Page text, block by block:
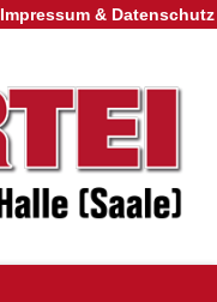
Impressum & Datenschutz